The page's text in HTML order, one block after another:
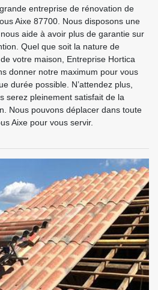
entreprise de rénovation de
Aixe 87700. Nous disposons une
aide à avoir plus de garantie sur
Quel que soit la nature de
votre maison, Entreprise Hortica
donner notre maximum pour vous
durée possible. N’attendez plus,
serez pleinement satisfait de la
Nous pouvons déplacer dans toute
Aixe pour vous servir.